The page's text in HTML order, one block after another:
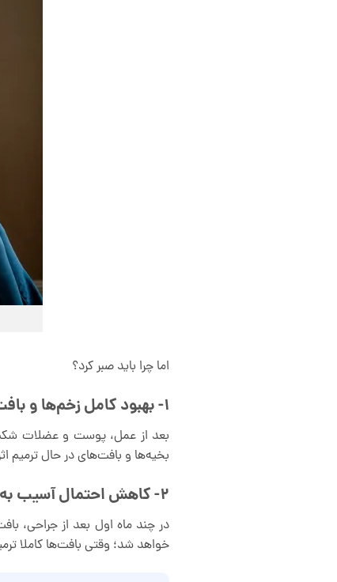
اما چرا باید صبر کرد؟
1- بهبود کامل زخم‌ها و بافت‌ها
بعد از عمل، پوست و عضلات شکم
بخیه‌ها و بافت‌های در حال ترمیم
2- کاهش احتمال آسیب به نتایج عمل
در چند ماه اول بعد از جراحی،
خواهد شد؛ وقتی بافت‌ها کاملا